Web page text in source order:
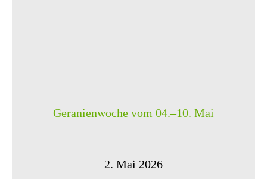
Geranienwoche vom 04.–10. Mai
2. Mai 2026